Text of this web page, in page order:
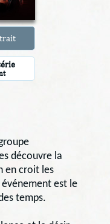
découvre la
en croit les
est le
temps.